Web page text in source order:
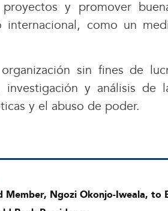
y promover
internacional, como un
sin fines de
y análisis de
y el abuso de poder.
Member, Ngozi Okonjo-Iweala, to